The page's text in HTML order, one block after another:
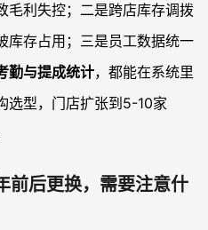
毛利失控；二是跨店库存调拨
库存占用；三是员工数据统一
勤与提成统计，都能在系统里
选型，门店扩张到5-10家
前后更换，需要注意什